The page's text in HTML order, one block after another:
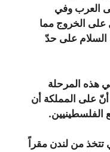
العرب وفي
على الخروج مما
على حدّ
هذه المرحلة
أنّ على المملكة أن
الفلسطينيين.
تتخذ من لندن مقراً